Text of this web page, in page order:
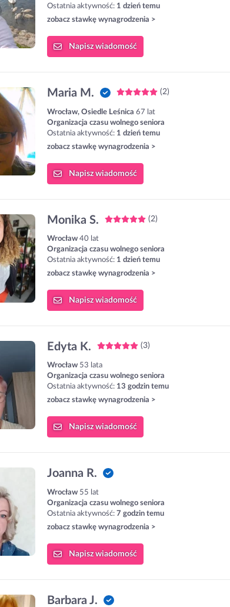
Ostatnia aktywność: 1 dzień temu
zobacz stawkę wynagrodzenia >
Napiszwiadomość
Maria M. (2)
Wrocław, Osiedle Leśnica 67 lat
Organizacja czasu wolnego seniora
Ostatnia aktywność: 1 dzień temu
zobacz stawkę wynagrodzenia >
Napiszwiadomość
Monika S. (2)
Wrocław40 lat
Organizacja czasu wolnego seniora
Ostatnia aktywność: 1 dzień temu
zobacz stawkę wynagrodzenia >
Napiszwiadomość
Edyta K. (3)
Wrocław53 lata
Organizacja czasu wolnego seniora
Ostatnia aktywność: 13 godzin temu
zobacz stawkę wynagrodzenia >
Napiszwiadomość
Joanna R.
Wrocław55 lat
Organizacja czasu wolnego seniora
Ostatnia aktywność: 7 godzin temu
zobacz stawkę wynagrodzenia >
Napiszwiadomość
Barbara J.